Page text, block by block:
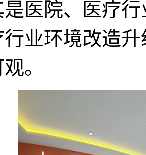
是医院、医疗
行业环境改造
。